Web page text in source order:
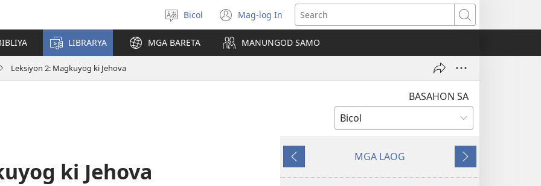
Pumili
nin
lengguwahe
Bicol Mag-log In
(opens
new
window)
Search
LIBRARYA MGA BARETA MANUNGOD SAMO
Leksiyon 2: Magkuyog ki Jehova
BASAHON SA
ki Jehova Bumalik
MGA LAOG
Sunod